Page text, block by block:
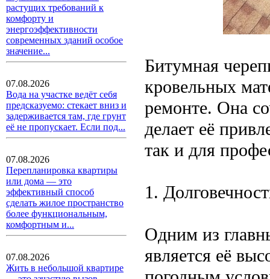
растущих требований к
комфорту и
энергоэффективности
современных зданий особое
значение...
07.08.2026
Вода на участке ведёт себя
предсказуемо: стекает вниз и
задерживается там, где грунт
её не пропускает. Если под...
07.08.2026
Перепланировка квартиры
или дома — это
эффективный способ
сделать жилое пространство
более функциональным,
комфортным и...
07.08.2026
Жить в небольшой квартире
Битумная
кровельных
ремонте. Она
делает её
так и для
1.
Одним из
является её